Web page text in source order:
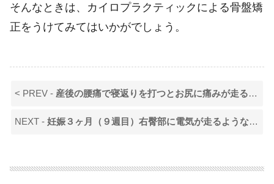
そんなときは、カイロプラクティックによる骨盤矯
正をうけてみてはいかがでしょう。
< PREV - 産後の腰痛で寝返りを打つとお尻に痛みが走る（２０代後半女性）
NEXT -妊娠３ヶ月（９週目）右臀部に電気が走るような痛みと腰痛（３０代妊婦）